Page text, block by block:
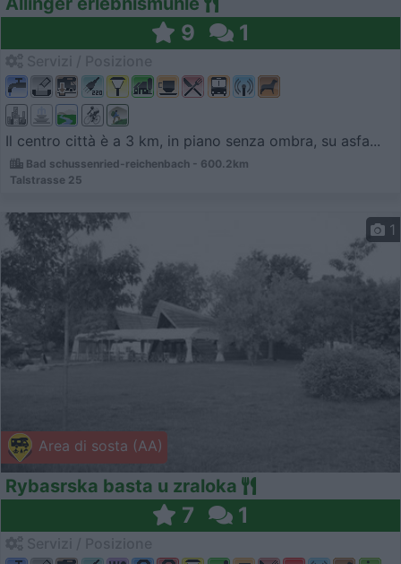
9 1
Il centro città è a 3 km, in piano senza ombra, su asfa...
Bad schussenried-reichenbach - 600.2km
Talstrasse 25
Area di sosta (AA)
1
Rybasrska basta u zraloka
7 1